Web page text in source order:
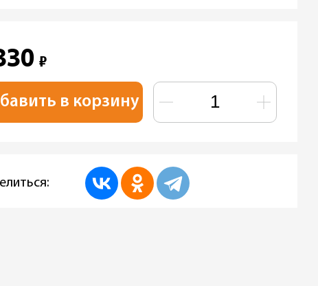
₽
в корзину